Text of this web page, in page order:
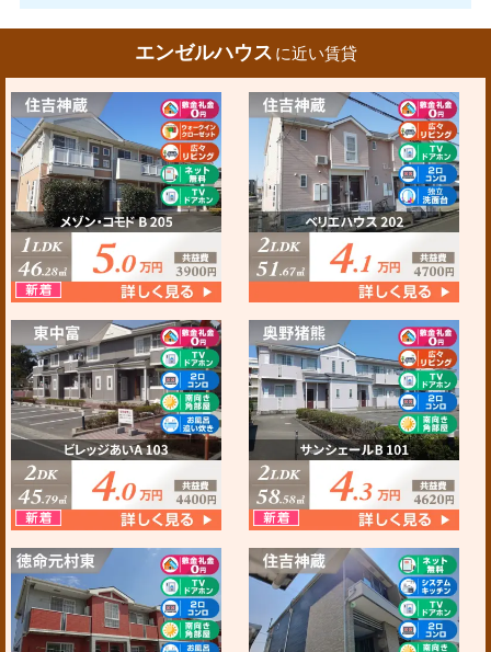
エンゼルハウス に近い賃貸